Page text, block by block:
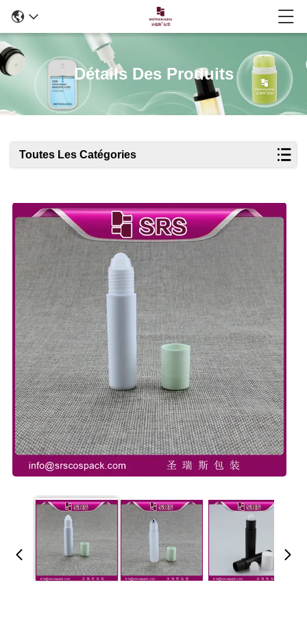
Détails Des Produits
Toutes Les Catégories